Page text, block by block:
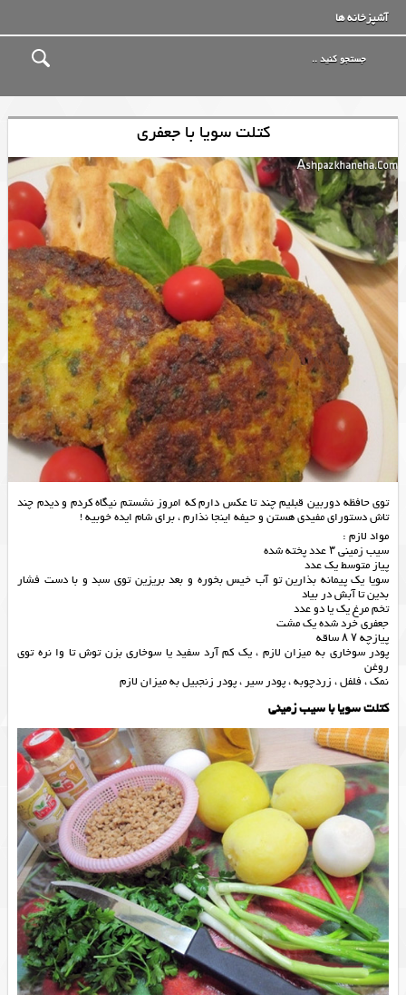
آشپزخانه ها
کتلت سویا با جعفری
توی حافظه دوربین قبلیم چند تا عکس دارم که امروز نشستم نیگاه کردم و دیدم چند
تاش دستورای مفیدی هستن و حیفه اینجا نذارم ، برای شام ایده خوبیه !
مواد لازم :
سیب زمینی ۳ عدد پخته شده
پیاز متوسط یک عدد
سویا یک پیمانه بذارین تو آب خیس بخوره و بعد بریزین توی سبد و با دست فشار
بدین تا آبش در بیاد
تخم مرغ یک یا دو عدد
جعفری خرد شده یک مشت
پیازچه ۷ ۸ ساقه
پودر سوخاری به میزان لازم ، یک کم آرد سفید یا سوخاری بزن توش تا وا نره توی
روغن
نمک ، فلفل ، زردچوبه ، پودر سیر ، پودر زنجبیل به میزان لازم
کتلت سویا با سیب زمینی